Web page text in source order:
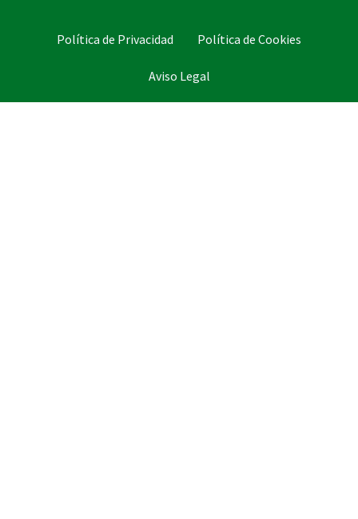
k
a
a
i
e
Política de Privacidad Política de Cookies
Aviso Legal